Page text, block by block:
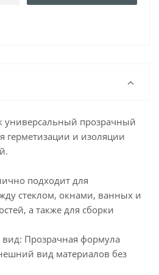
универсальный прозрачный
герметизации и изоляции
подходит для
стеклом, окнами, ванных и
а также для сборки
Прозрачная формула
вид материалов без